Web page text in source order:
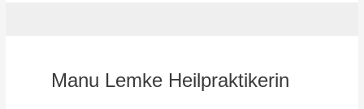
Manu Lemke Heilpraktikerin